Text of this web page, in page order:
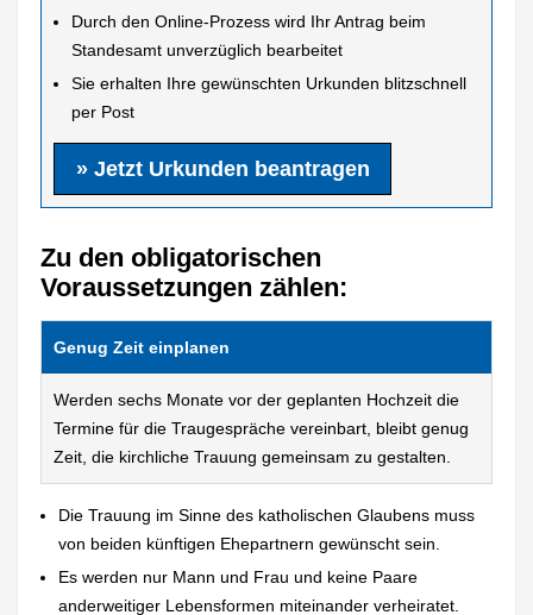
Durch den Online-Prozess wird Ihr Antrag beim
Standesamt unverzüglich bearbeitet
Sie erhalten Ihre gewünschten Urkunden blitzschnell
per Post
» Jetzt Urkunden beantragen
Zu den obligatorischen
Voraussetzungen zählen:
Genug Zeit einplanen
Werden sechs Monate vor der geplanten Hochzeit die
Termine für die Traugespräche vereinbart, bleibt genug
Zeit, die kirchliche Trauung gemeinsam zu gestalten.
Die Trauung im Sinne des katholischen Glaubens muss
von beiden künftigen Ehepartnern gewünscht sein.
Es werden nur Mann und Frau und keine Paare
anderweitiger Lebensformen miteinander verheiratet.